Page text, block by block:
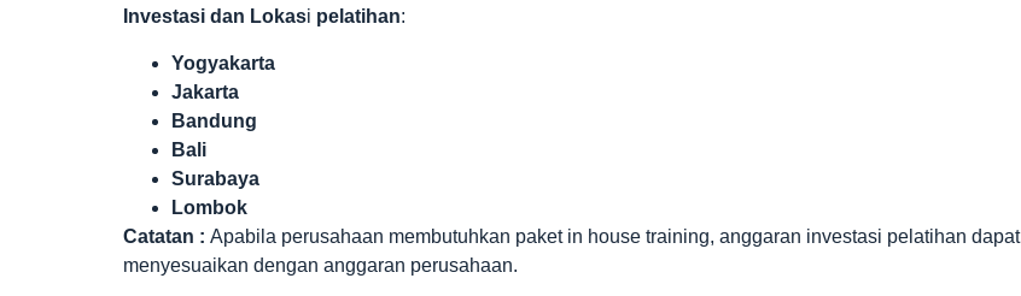
Investasi dan Lokasi pelatihan:
Yogyakarta
Jakarta
Bandung
Bali
Surabaya
Lombok
Catatan : Apabila perusahaan membutuhkan paket in house training, anggaran investasi pelatihan dapat
menyesuaikan dengan anggaran perusahaan.